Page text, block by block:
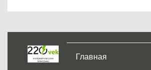
Главная